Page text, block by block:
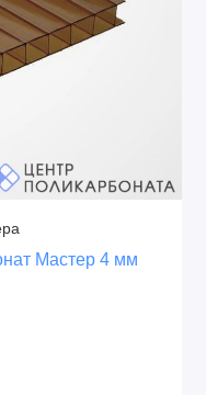
Мастер 4 мм